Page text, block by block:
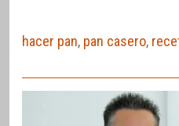
hacer pan, pan casero,